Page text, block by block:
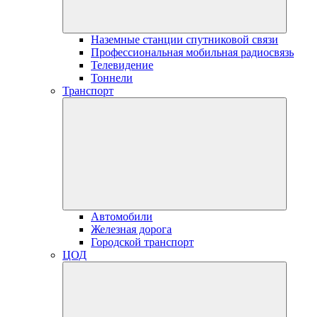
Наземные станции спутниковой связи
Профессиональная мобильная радиосвязь
Телевидение
Тоннели
Транспорт
Автомобили
Железная дорога
Городской транспорт
ЦОД